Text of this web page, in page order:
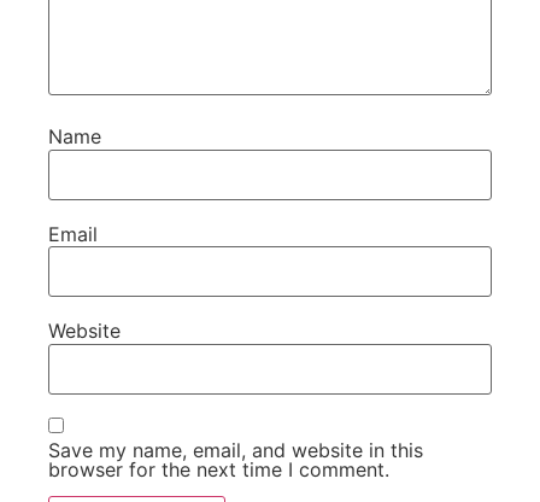
Name
Email
Website
Save my name, email, and website in this
browser for the next time I comment.